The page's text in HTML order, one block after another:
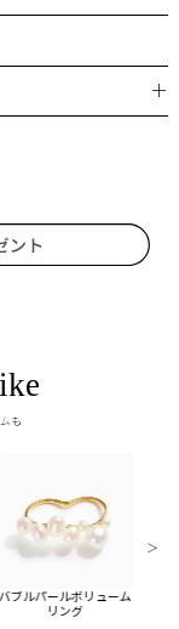
＋
も
バブルパールボリューム
リング
＞